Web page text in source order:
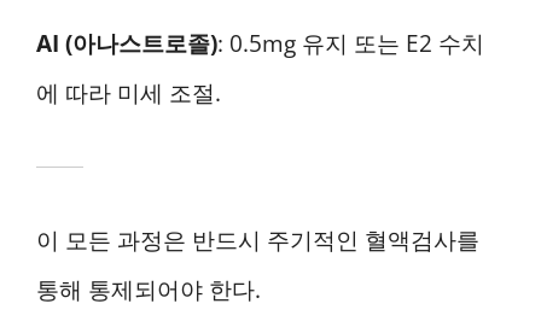
AI (아나스트로졸): 0.5mg 유지 또는 E2 수치
에 따라 미세 조절.
이 모든 과정은 반드시 주기적인 혈액검사를
통해 통제되어야 한다.